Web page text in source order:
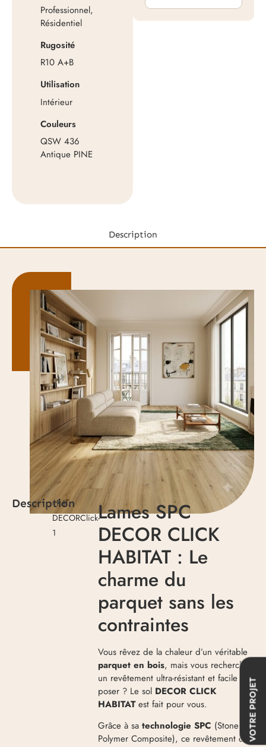
VOTRE PROJET
Professionnel,
Résidentiel
Rugosité
R10 A+B
Utilisation
Intérieur
Couleurs
QSW 436
Antique PINE
Description
Description
- Réf.
DECORClick-
1
Lames SPC
DECOR CLICK
HABITAT : Le
charme du
parquet sans les
contraintes
Vous rêvez de la chaleur d’un véritable
parquet en bois, mais vous recherchez
un revêtement ultra-résistant et facile à
poser ? Le sol DECOR CLICK
HABITATest fait pour vous.
Grâce à satechnologie SPC (Stone
Polymer Composite), ce revêtement de